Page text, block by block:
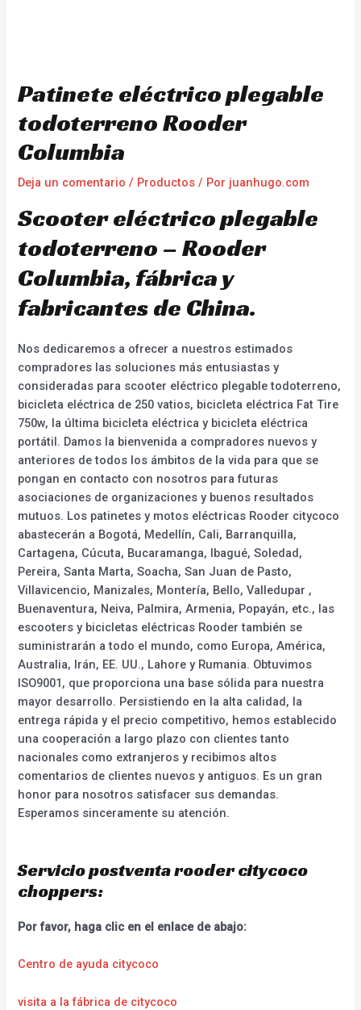
Patinete eléctrico plegable
todoterreno Rooder
Columbia
Deja un comentario / Productos / Por juanhugo.com
Scooter eléctrico plegable
todoterreno – Rooder
Columbia, fábrica y
fabricantes de China.
Nos dedicaremos a ofrecer a nuestros estimados
compradores las soluciones más entusiastas y
consideradas para scooter eléctrico plegable todoterreno,
bicicleta eléctrica de 250 vatios, bicicleta eléctrica Fat Tire
750w, la última bicicleta eléctrica y bicicleta eléctrica
portátil. Damos la bienvenida a compradores nuevos y
anteriores de todos los ámbitos de la vida para que se
pongan en contacto con nosotros para futuras
asociaciones de organizaciones y buenos resultados
mutuos. Los patinetes y motos eléctricas Rooder citycoco
abastecerán a Bogotá, Medellín, Cali, Barranquilla,
Cartagena, Cúcuta, Bucaramanga, Ibagué, Soledad,
Pereira, Santa Marta, Soacha, San Juan de Pasto,
Villavicencio, Manizales, Montería, Bello, Valledupar ,
Buenaventura, Neiva, Palmira, Armenia, Popayán, etc., las
escooters y bicicletas eléctricas Rooder también se
suministrarán a todo el mundo, como Europa, América,
Australia, Irán, EE. UU., Lahore y Rumania. Obtuvimos
ISO9001, que proporciona una base sólida para nuestra
mayor desarrollo. Persistiendo en la alta calidad, la
entrega rápida y el precio competitivo, hemos establecido
una cooperación a largo plazo con clientes tanto
nacionales como extranjeros y recibimos altos
comentarios de clientes nuevos y antiguos. Es un gran
honor para nosotros satisfacer sus demandas.
Esperamos sinceramente su atención.
Servicio postventa rooder citycoco
choppers:
Por favor, haga clic en el enlace de abajo:
Centro de ayuda citycoco
visita a la fábrica de citycoco